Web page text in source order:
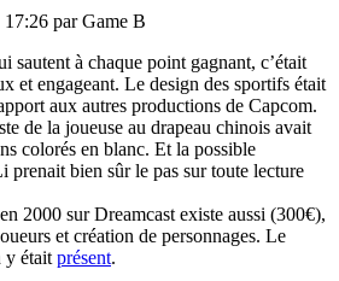
par Game B
sautent à chaque point gagnant, c’était
et engageant. Le design des sportifs était
aux autres productions de Capcom.
de la joueuse au drapeau chinois avait
colorés en blanc. Et la possible
prenait bien sûr le pas sur toute lecture
2000 sur Dreamcast existe aussi (300€),
et création de personnages. Le
y était présent.